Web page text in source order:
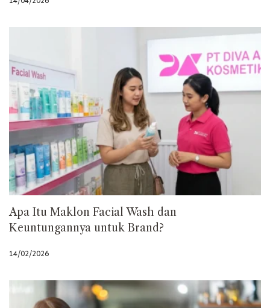
Apa Itu Maklon Facial Wash dan
Keuntungannya untuk Brand?
14/02/2026